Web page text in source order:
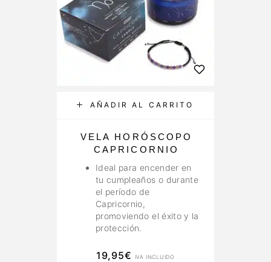
AÑADIR AL CARRITO
VELA HORÓSCOPO
CAPRICORNIO
Ideal para encender en
tu cumpleaños o durante
el período de
Capricornio,
promoviendo el éxito y la
protección.
19,95€ IVA INCLUIDO